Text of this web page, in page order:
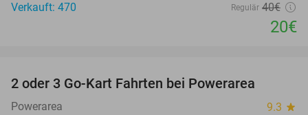
Verkauft: 470
Regulär 40€
20€
2 oder 3 Go-Kart Fahrten bei Powerarea
Powerarea 9.3 star